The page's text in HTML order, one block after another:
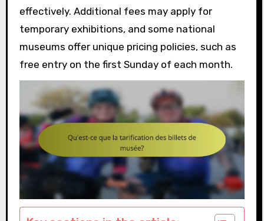
effectively. Additional fees may apply for
temporary exhibitions, and some national
museums offer unique pricing policies, such as
free entry on the first Sunday of each month.